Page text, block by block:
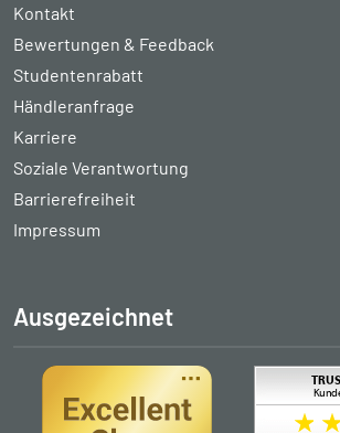
Kontakt
Bewertungen & Feedback
Studentenrabatt
Händleranfrage
Karriere
Soziale Verantwortung
Barrierefreiheit
Impressum
Ausgezeichnet